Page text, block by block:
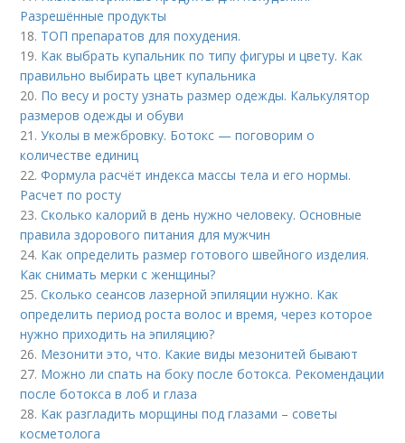
Разрешённые продукты
18. ТОП препаратов для похудения.
19. Как выбрать купальник по типу фигуры и цвету. Как
правильно выбирать цвет купальника
20. По весу и росту узнать размер одежды. Калькулятор
размеров одежды и обуви
21.Уколы в межбровку. Ботокс — поговорим о
количестве единиц
22.Формула расчёт индекса массы тела и его нормы.
Расчет по росту
23.Сколько калорий в день нужно человеку. Основные
правила здорового питания для мужчин
24. Как определить размер готового швейного изделия.
Как снимать мерки с женщины?
25.Сколько сеансов лазерной эпиляции нужно. Как
определить период роста волос и время, через которое
нужно приходить на эпиляцию?
26. Мезонити это, что. Какие виды мезонитей бывают
27. Можно ли спать на боку после ботокса. Рекомендации
после ботокса в лоб и глаза
28. Как разгладить морщины под глазами – советы
косметолога